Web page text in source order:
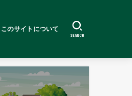
このサイトについて
SEARCH